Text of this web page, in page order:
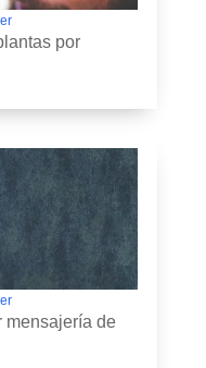
por
mensajería de